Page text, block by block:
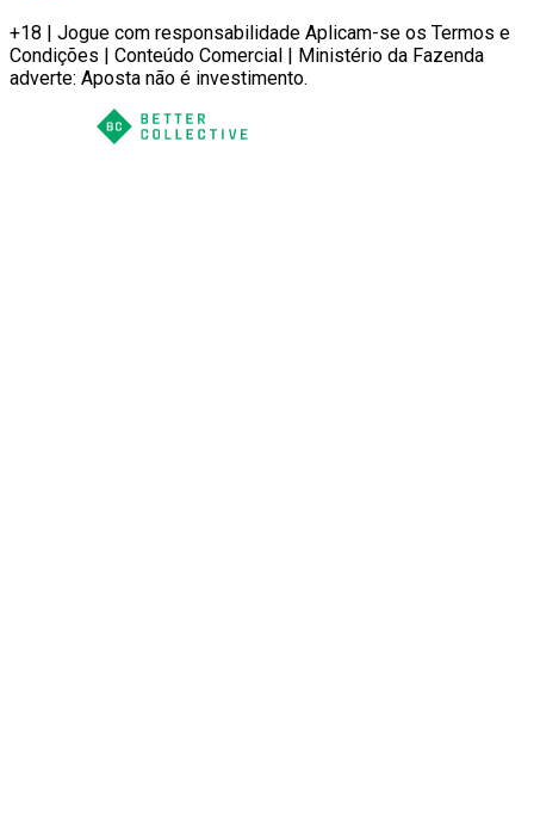
+18 | Jogue com responsabilidade Aplicam-se os Termos e
Condições | Conteúdo Comercial | Ministério da Fazenda
adverte: Aposta não é investimento.